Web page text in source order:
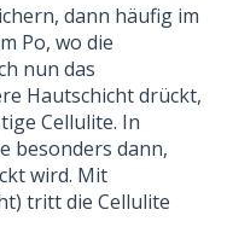
dann häufig im
Po, wo die
nun das
Hautschicht drückt,
Cellulite. In
besonders dann,
wird. Mit
tritt die Cellulite